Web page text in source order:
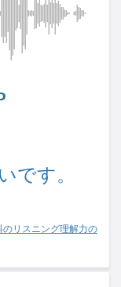
です。
のリスニング理解力の